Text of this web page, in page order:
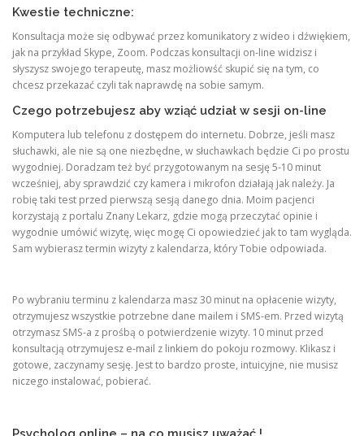
Kwestie techniczne:
Konsultacja może się odbywać przez komunikatory z wideo i dźwiękiem,
jak na przykład Skype, Zoom. Podczas konsultacji on-line widzisz i
słyszysz swojego terapeutę, masz możliowść skupić się na tym, co
chcesz przekazać czyli tak naprawdę na sobie samym.
Czego potrzebujesz aby wziąć udział w sesji on-line
Komputera lub telefonu z dostępem do internetu. Dobrze, jeśli masz
słuchawki, ale nie są one niezbędne, w słuchawkach będzie Ci po prostu
wygodniej. Doradzam też być przygotowanym na sesję 5-10 minut
wcześniej, aby sprawdzić czy kamera i mikrofon działają jak należy. Ja
robię taki test przed pierwszą sesją danego dnia. Moim pacjenci
korzystają z portalu Znany Lekarz, gdzie mogą przeczytać opinie i
wygodnie umówić wizytę, więc mogę Ci opowiedzieć jak to tam wygląda.
Sam wybierasz termin wizyty z kalendarza, który Tobie odpowiada.
Po wybraniu terminu z kalendarza masz 30 minut na opłacenie wizyty,
otrzymujesz wszystkie potrzebne dane mailem i SMS-em. Przed wizytą
otrzymasz SMS-a z prośbą o potwierdzenie wizyty. 10 minut przed
konsultacją otrzymujesz e-mail z linkiem do pokoju rozmowy. Klikasz i
gotowe, zaczynamy sesję. Jest to bardzo proste, intuicyjne, nie musisz
niczego instalować, pobierać.